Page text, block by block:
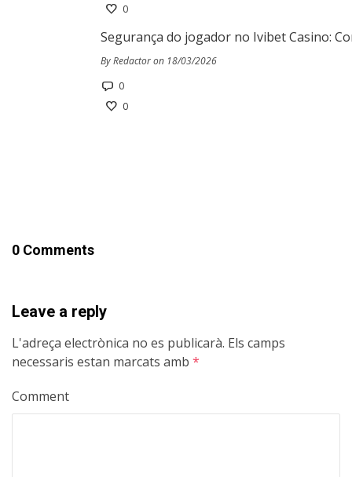
0
Segurança do jogador no Ivibet Casino:
By Redactor on 18/03/2026
0
0
0 Comments
Leave a reply
L'adreça electrònica no es publicarà. Els camps
necessaris estan marcats amb *
Comment